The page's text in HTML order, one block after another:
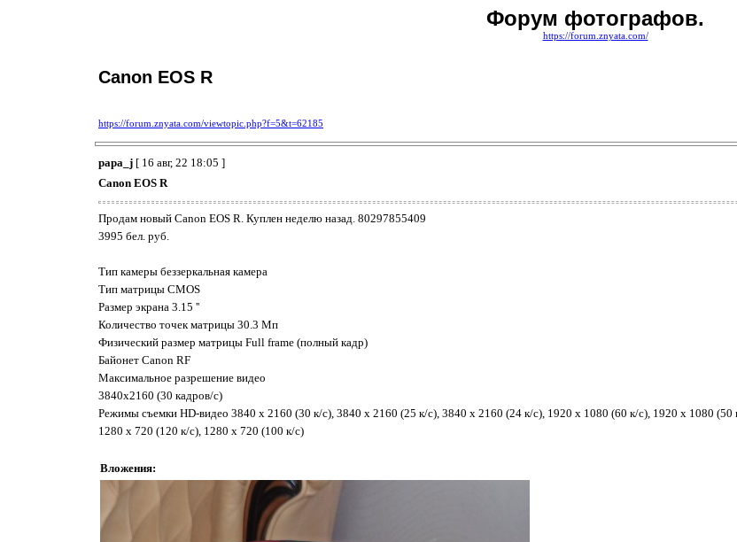
Форум фотографов.
https://forum.znyata.com/
Canon EOS R
https://forum.znyata.com/viewtopic.php?f=5&t=62185
papa_j [ 16 авг, 22 18:05 ]
Canon EOS R
Продам новый Canon EOS R. Куплен неделю назад. 80297855409
3995 бел. руб.
Тип камеры беззеркальная камера
Тип матрицы CMOS
Размер экрана 3.15 ''
Количество точек матрицы 30.3 Мп
Физический размер матрицы Full frame (полный кадр)
Байонет Canon RF
Максимальное разрешение видео
3840x2160 (30 кадров/с)
Режимы съемки HD-видео 3840 x 2160 (30 к/с), 3840 x 2160 (25 к/с), 3840 x 2160 (24 к/с), 1920 x 1080 (60 к/с), 1920 x 1080
1280 x 720 (120 к/с), 1280 x 720 (100 к/с)
Вложения: